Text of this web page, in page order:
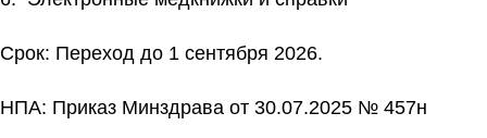
Срок: Переход до 1 сентября 2026.
НПА: Приказ Минздрава от 30.07.2025 № 457н